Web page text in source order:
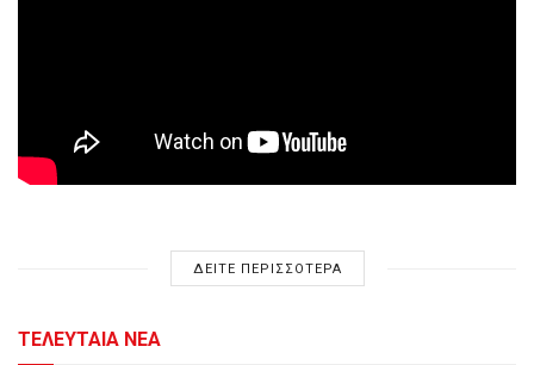
ΔΕΙΤΕ ΠΕΡΙΣΣΟΤΕΡΑ
ΤΕΛΕΥΤΑΙΑ ΝΕΑ